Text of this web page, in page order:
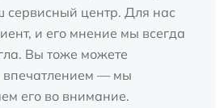
сервисный центр. Для нас
и его мнение мы всегда
Вы тоже можете
впечатлением — мы
его во внимание.